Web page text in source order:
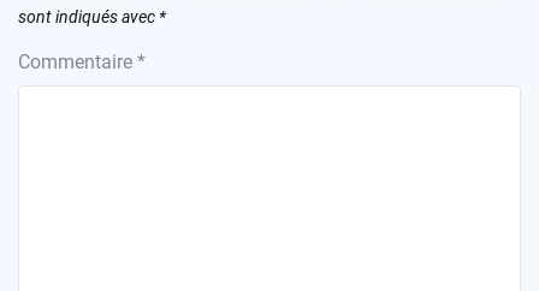
sont indiqués avec *
Commentaire *